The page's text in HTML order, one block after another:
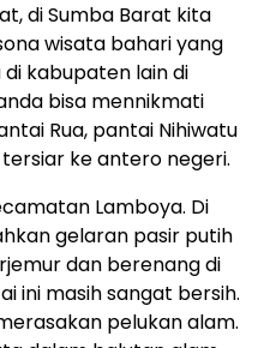
di Sumba Barat kita
wisata bahari yang
kabupaten lain di
bisa mennikmati
Rua, pantai Nihiwatu
ke antero negeri.
Lamboya. Di
gelaran pasir putih
dan berenang di
ini masih sangat bersih.
pelukan alam.